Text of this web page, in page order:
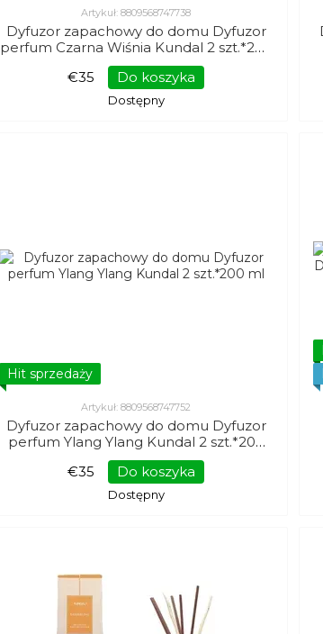
Artykuł: 8809568747738
Dyfuzor zapachowy do domu Dyfuzor
perfum Czarna Wiśnia Kundal 2 szt.*200
ml
€35 Do koszyka
Dostępny
Hit sprzedaży
Artykuł: 8809568747752
Dyfuzor zapachowy do domu Dyfuzor
perfum Ylang Ylang Kundal 2 szt.*200
ml
€35 Do koszyka
Dostępny